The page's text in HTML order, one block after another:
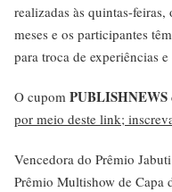
realizadas às quintas-
meses e os participantes
para troca de experiências
O cupom PUBLISHNEWS
por meio deste link;
Vencedora do Prêmio
Prêmio Multishow de Capa